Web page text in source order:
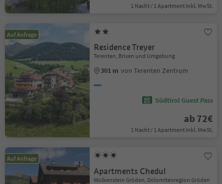
1 Nacht / 1 Apartment Inkl. MwSt.
Auf Anfrage
Residence Treyer
Terenten, Brixen und Umgebung
301 m von Terenten Zentrum
Südtirol Guest Pass
ab 72€
1 Nacht / 1 Apartment Inkl. MwSt.
Auf Anfrage
Apartments Chedul
Wolkenstein Gröden, Dolomitenregion Gröden